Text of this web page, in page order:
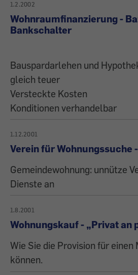
1.2.2002
Wohnraumfinanzierung -
Bankschalter
Bauspardarlehen und
gleich teuer
Versteckte Kosten
Konditionen verhandelbar
1.12.2001
Verein für Wohnungssuche
Gemeindewohnung: unnütze
Dienste an
1.8.2001
Wohnungskauf - „Privat an
Wie Sie die Provision für einen
können.